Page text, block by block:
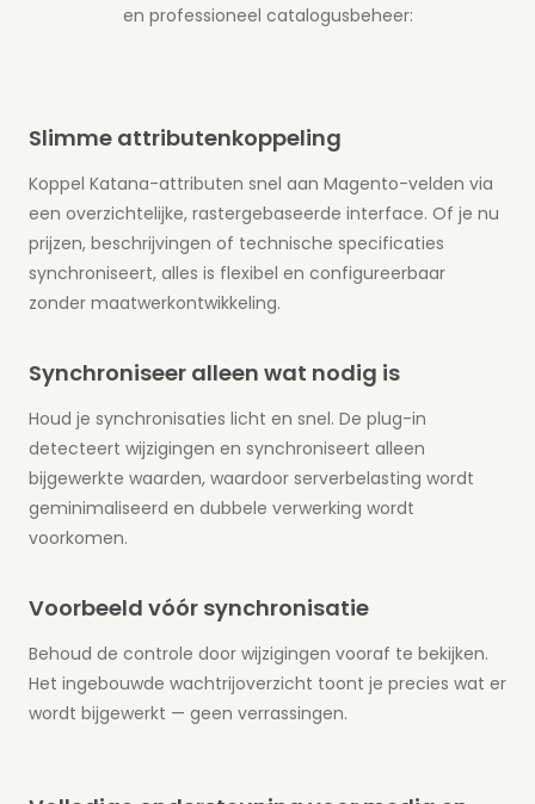
en professioneel catalogusbeheer:
Slimme attributenkoppeling
Koppel Katana-attributen snel aan Magento-velden via
een overzichtelijke, rastergebaseerde interface. Of je nu
prijzen, beschrijvingen of technische specificaties
synchroniseert, alles is flexibel en configureerbaar
zonder maatwerkontwikkeling.
Synchroniseer alleen wat nodig is
Houd je synchronisaties licht en snel. De plug-in
detecteert wijzigingen en synchroniseert alleen
bijgewerkte waarden, waardoor serverbelasting wordt
geminimaliseerd en dubbele verwerking wordt
voorkomen.
Voorbeeld vóór synchronisatie
Behoud de controle door wijzigingen vooraf te bekijken.
Het ingebouwde wachtrijoverzicht toont je precies wat er
wordt bijgewerkt — geen verrassingen.